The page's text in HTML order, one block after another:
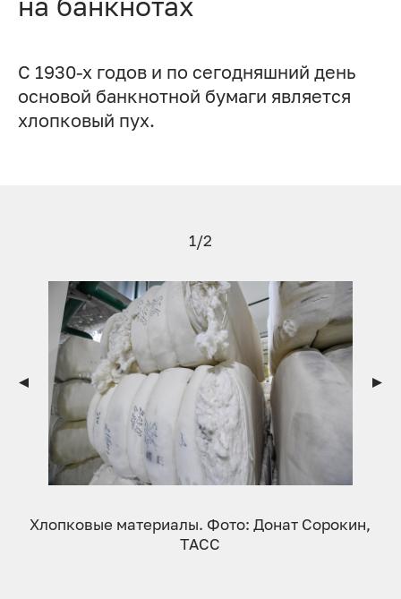
С 1930-х годов и по сегодняшний день
основой банкнотной бумаги является
хлопковый пух.
1/2
Хлопковые материалы. Фото: Донат Сорокин,
ТАСС